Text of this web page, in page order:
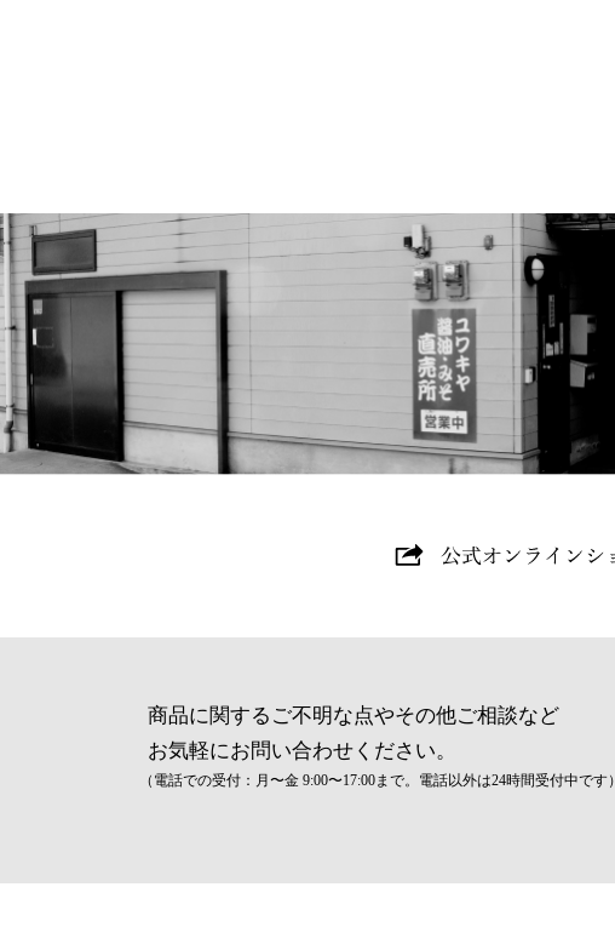
商品に関するご不明な点やその他ご相談など
お気軽にお問い合わせください。
（電話での受付：月〜金 9:00〜17:00まで。電話以外は24時間受付中です）